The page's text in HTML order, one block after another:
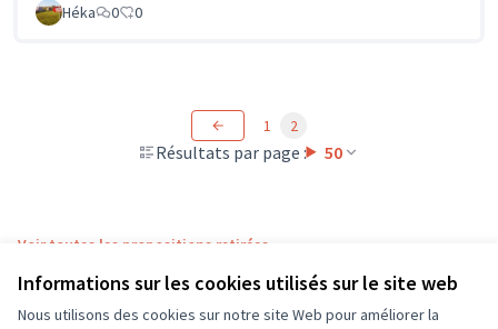
Informations sur les cookies utilisés sur le site web
Nous utilisons des cookies sur notre site Web pour améliorer la
Héka
0 0
Résultats par page : 50
1 2
Voir toutes les propositions retirées
Conditions d'utilisation